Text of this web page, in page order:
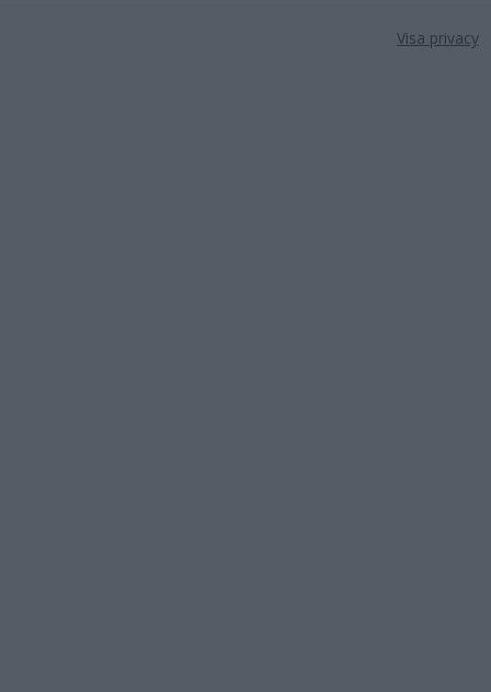
Visa privacy